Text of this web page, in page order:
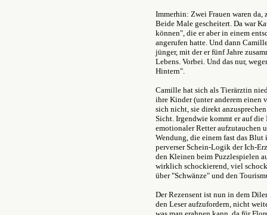
Immerhin: Zwei Frauen waren
Beide Male gescheitert. Da war
können", die er aber in einem
angerufen hatte. Und dann
jünger, mit der er fünf Jahre
Lebens. Vorbei. Und das nur,
Hintern".
Camille hat sich als Tierärztin
ihre Kinder (unter anderem einen
sich nicht, sie direkt
Sicht. Irgendwie kommt er auf die
emotionaler Retter aufzutauchen
Wendung, die einem fast das
perverser Schein-Logik der Ich-
den Kleinen beim Puzzlespielen
wirklich schockierend, viel
über "Schwänze" und den
Der Rezensent ist nun in dem
den Leser aufzufordern, nicht